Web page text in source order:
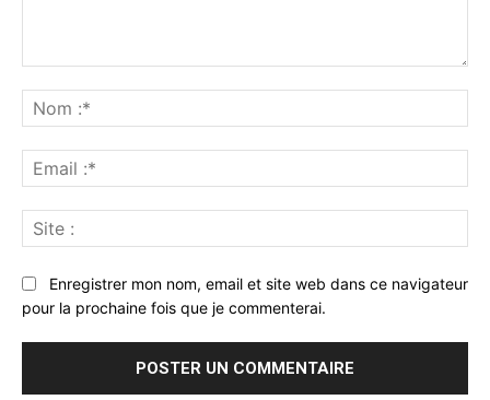
:*
:*
:
Enregistrer mon nom, email et site web dans ce navigateur
pour la prochaine fois que je commenterai.